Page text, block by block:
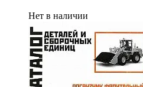
Нет в наличии